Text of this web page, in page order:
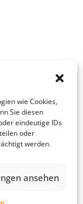
wie Cookies,
Sie diesen
eindeutige IDs
oder
werden.
ansehen